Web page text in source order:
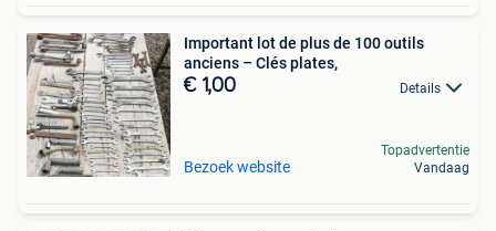
Important lot de plus de 100 outils
anciens – Clés plates,
€ 1,00 Details
Bezoek website
Topadvertentie
Vandaag